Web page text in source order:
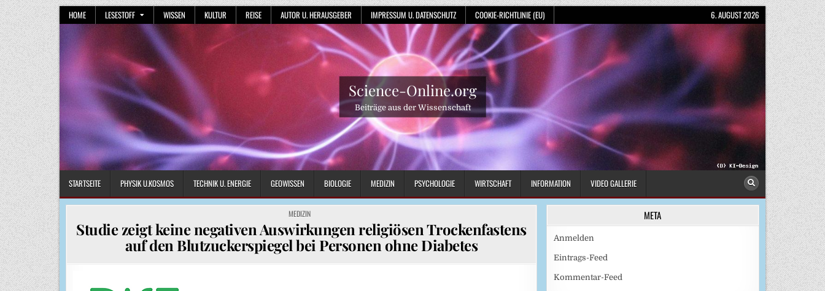
Skip
to
content
HOME LESESTOFF WISSEN KULTUR REISE AUTOR U. HERAUSGEBER IMPRESSUM U. DATENSCHUTZ COOKIE-RICHTLINIE (EU) 6. AUGUST 2026
Science-Online.org
Beiträge aus der Wissenschaft
STARTSEITE PHYSIK U.KOSMOS TECHNIK U. ENERGIE GEOWISSEN BIOLOGIE MEDIZIN PSYCHOLOGIE WIRTSCHAFT INFORMATION VIDEO GALLERIE
POSTED
IN
MEDIZIN
Studie zeigt keine negativen Auswirkungen religiösen Trockenfastens
auf den Blutzuckerspiegel bei Personen ohne Diabetes
META
Anmelden
Eintrags-Feed
Kommentar-Feed